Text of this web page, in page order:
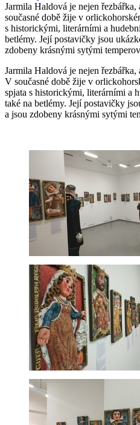
Jarmila Haldová je nejen
současné době žije v
s historickými, literárními a
betlémy. Její postavičky jsou
zdobeny krásnými sytými
Jarmila Haldová je nejen
V současné době žije v
spjata s historickými, literárními a
také na betlémy. Její postavičky
a jsou zdobeny krásnými sytými